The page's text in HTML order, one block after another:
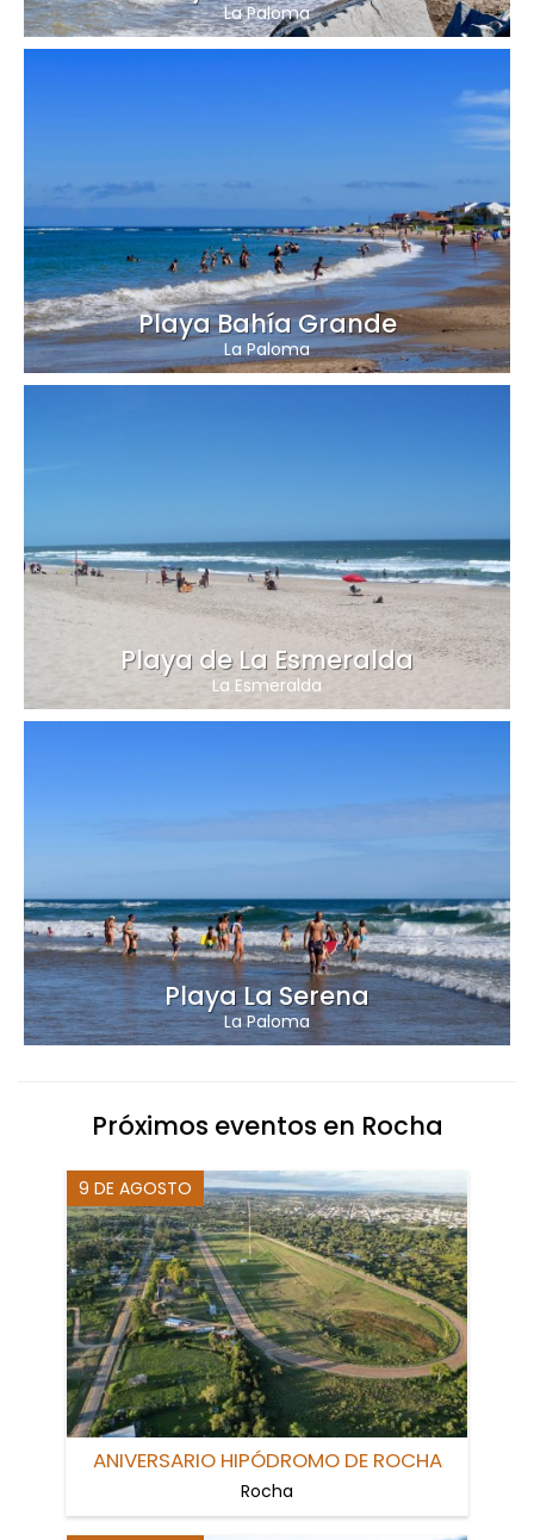
La Paloma
Playa Bahía Grande
La Paloma
Playa de La Esmeralda
La Esmeralda
Playa La Serena
La Paloma
Próximos eventos en Rocha
9 DE AGOSTO
ANIVERSARIO HIPÓDROMO DE ROCHA
Rocha